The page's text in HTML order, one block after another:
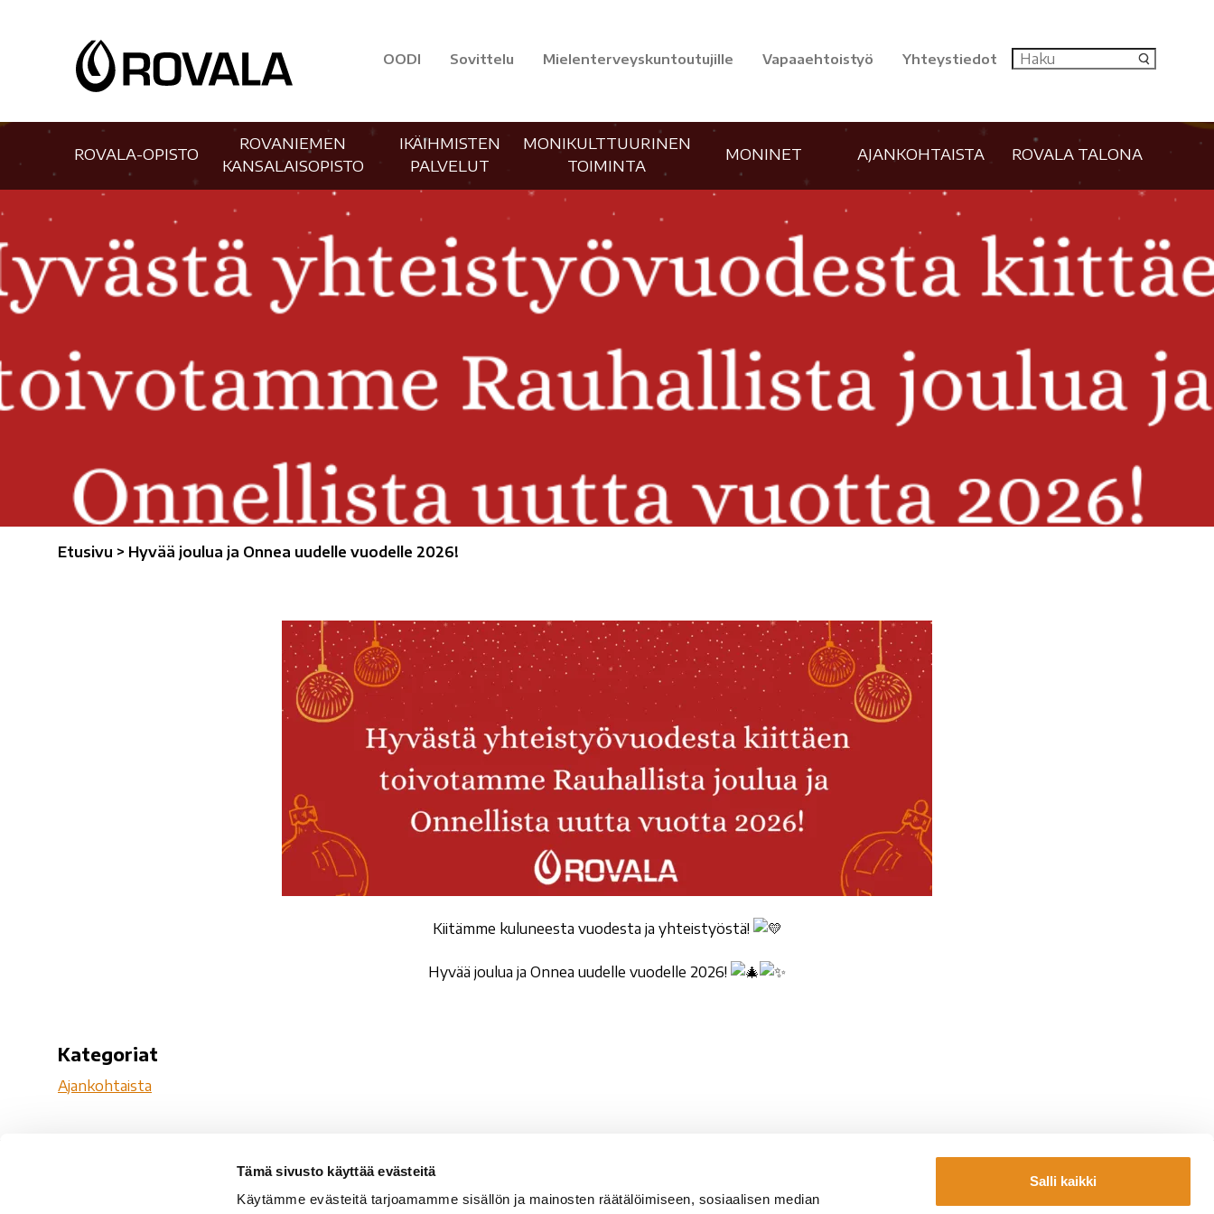
Tämä sivusto käyttää evästeitä
Käytämme evästeitä tarjoamamme sisällön ja mainosten räätälöimiseen, sosiaalisen median
Salli kaikki
OODI Sovittelu Mielenterveyskuntoutujille Vapaaehtoistyö Yhteystiedot
ROVALA-OPISTO
ROVANIEMEN
KANSALAISOPISTO
IKÄIHMISTEN
PALVELUT
MONIKULTTUURINEN
TOIMINTA
MONINET AJANKOHTAISTA ROVALA TALONA
Etusivu > Hyvää joulua ja Onnea uudelle vuodelle 2026!
Kiitämme kuluneesta vuodesta ja yhteistyöstä!
Hyvää joulua ja Onnea uudelle vuodelle 2026!
Kategoriat
Ajankohtaista
Rovalan Setlementti ry
Sähköpostit